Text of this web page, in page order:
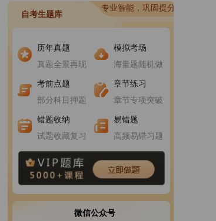
自考生题库
专业智能，巩固提分
历年真题
真题全景再现
模拟考场
海量题随机做
进入做题
考前点题
部分科目押题
进入做题
章节练习
章节专项突破
进入做题
错题收纳
试题收藏复习
进入做题
易错题
高频易错习题
进入做题
微信公众号